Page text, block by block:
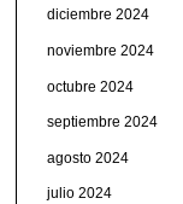
diciembre 2024
noviembre 2024
octubre 2024
septiembre 2024
agosto 2024
julio 2024